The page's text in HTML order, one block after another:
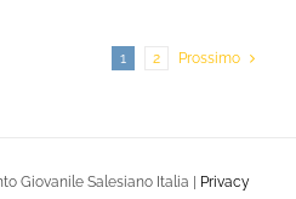
1 2 Prossimo
Giovanile Salesiano Italia | Privacy